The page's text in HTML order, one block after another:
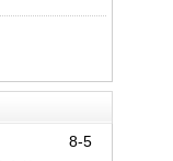
8-5